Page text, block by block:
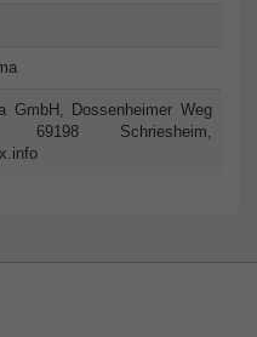
GmbH, Dossenheimer Weg
Schriesheim,